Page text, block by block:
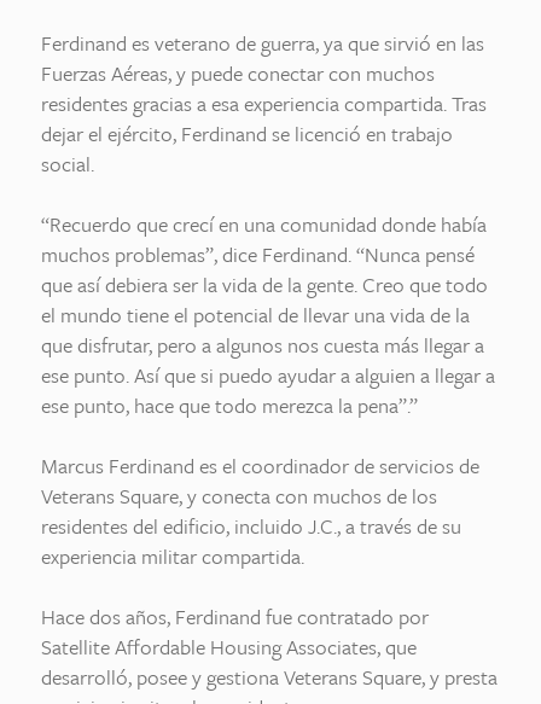
Ferdinand es veterano de guerra, ya que sirvió en las
Fuerzas Aéreas, y puede conectar con muchos
residentes gracias a esa experiencia compartida. Tras
dejar el ejército, Ferdinand se licenció en trabajo
social.
“Recuerdo que crecí en una comunidad donde había
muchos problemas”, dice Ferdinand. “Nunca pensé
que así debiera ser la vida de la gente. Creo que todo
el mundo tiene el potencial de llevar una vida de la
que disfrutar, pero a algunos nos cuesta más llegar a
ese punto. Así que si puedo ayudar a alguien a llegar a
ese punto, hace que todo merezca la pena”.”
Marcus Ferdinand es el coordinador de servicios de
Veterans Square, y conecta con muchos de los
residentes del edificio, incluido J.C., a través de su
experiencia militar compartida.
Hace dos años, Ferdinand fue contratado por
Satellite Affordable Housing Associates, que
desarrolló, posee y gestiona Veterans Square, y presta